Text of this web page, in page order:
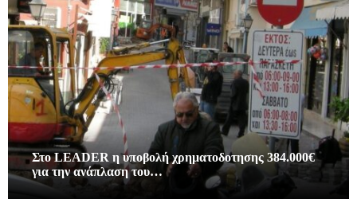
Στο LEADER η υποβολή χρηματοδοτησης 384.000€
για την ανάπλαση του…